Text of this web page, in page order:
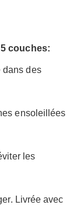
couches:
dans des
ensoleillées
les
Livrée avec